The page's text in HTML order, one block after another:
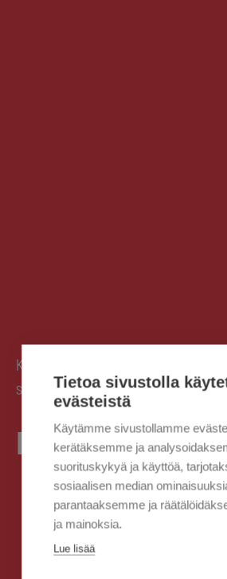
Kaisanet
sopimusehdot ›Käyttöehdot
Käyttöehdot
Tietoa sivustolla
evästeistä
Käytämme sivustollamme
kerätäksemme ja
suorituskykyä ja käyttöä,
sosiaalisen median
parantaaksemme ja
ja mainoksia.
Lue lisää